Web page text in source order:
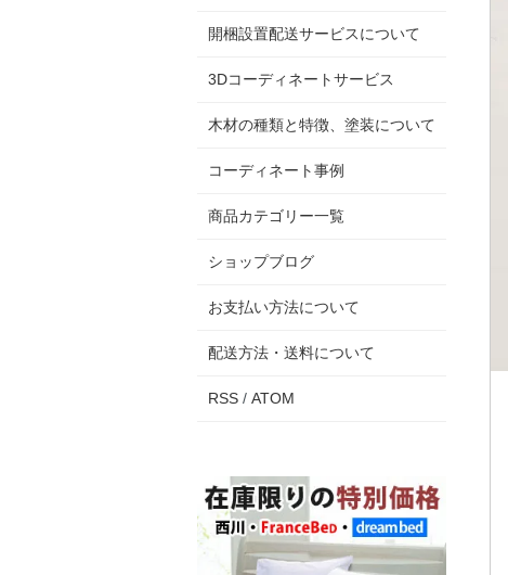
開梱設置配送サービスについて
3Dコーディネートサービス
木材の種類と特徴、塗装について
コーディネート事例
商品カテゴリー一覧
ショップブログ
お支払い方法について
配送方法・送料について
RSS / ATOM